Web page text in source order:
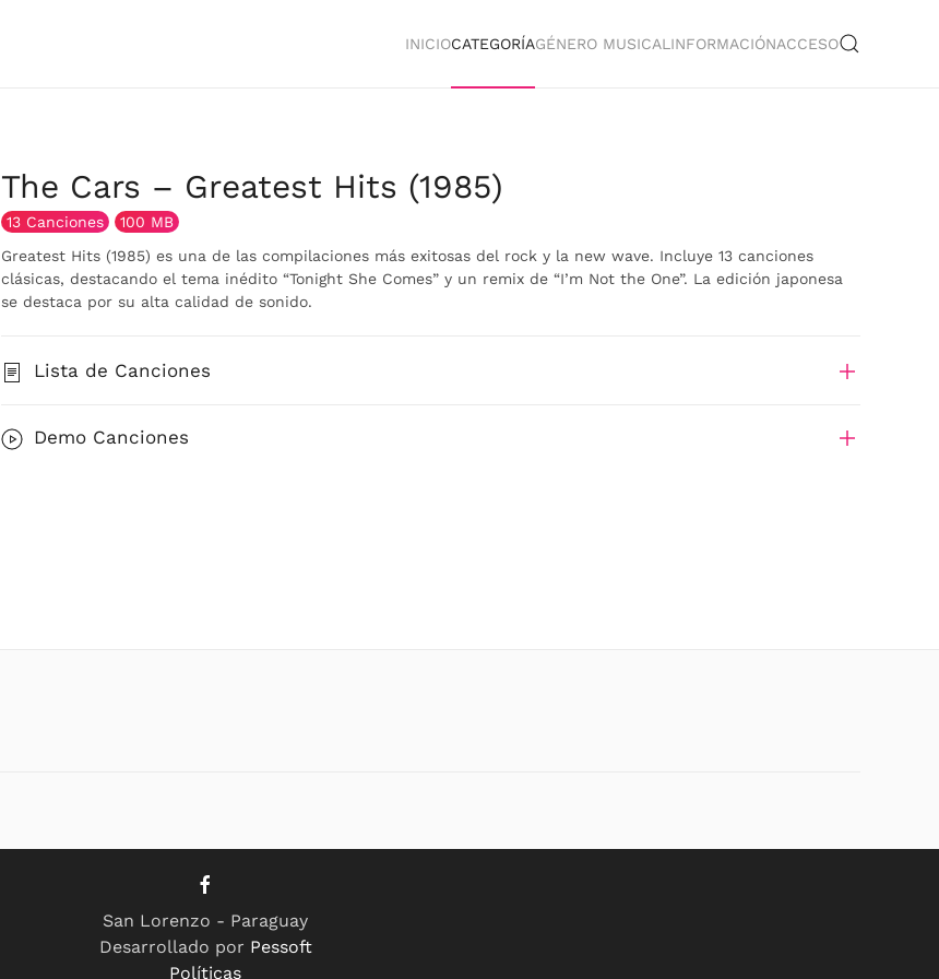
INICIOCATEGORÍAGÉNERO MUSICAL INFORMACIÓNACCESO
The Cars – Greatest Hits (1985)
13 Canciones
100 MB
Greatest Hits (1985) es una de las compilaciones más exitosas del rock y la new wave. Incluye 13 canciones
clásicas, destacando el tema inédito “Tonight She Comes” y un remix de “I’m Not the One”. La edición japonesa
se destaca por su alta calidad de sonido.
Lista de Canciones
Demo Canciones
San Lorenzo - Paraguay
Desarrollado por Pessoft
Políticas